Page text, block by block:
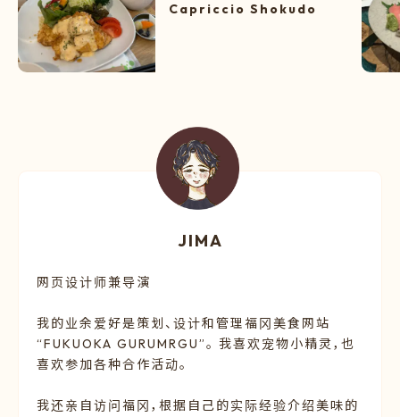
Capriccio Shokudo
JIMA
网页设计师兼导演
我的业余爱好是策划、设计和管理福冈美食网站
“FUKUOKA GURUMRGU”。 我喜欢宠物小精灵，也
喜欢参加各种合作活动。
我还亲自访问福冈，根据自己的实际经验介绍美味的